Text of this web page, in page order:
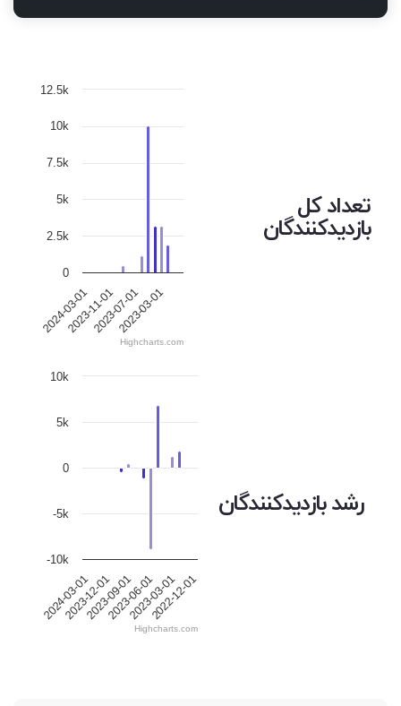
تعداد کل
بازدیدکنندگان
2024-03-01 2023-03-01
2023-11-012023-07-01
0
2.5k
5k
7.5k
10k
12.5k
Highcharts.com
رشد بازدیدکنندگان
2024-03-01
2023-12-01
2023-09-01
2023-06-01
2023-03-01
2022-12-01
-10k
-5k
0
5k
10k
Highcharts.com